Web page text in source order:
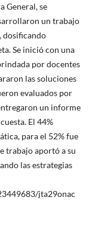
General, se
un trabajo
dosificando
Se inició con una
por docentes
las soluciones
evaluados por
un informe
El 44%
para el 52% fue
trabajo aportó a su
las estrategias
jta29onac